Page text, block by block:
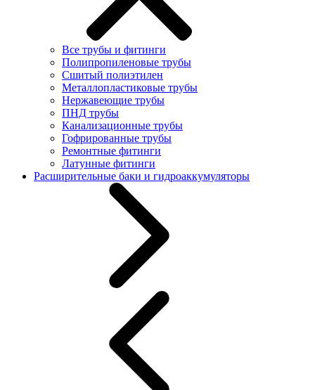
Все трубы и фитинги
Полипропиленовые трубы
Сшитый полиэтилен
Металлопластиковые трубы
Нержавеющие трубы
ПНД трубы
Канализационные трубы
Гофрированные трубы
Ремонтные фитинги
Латунные фитинги
Расширительные баки и гидроаккумуляторы